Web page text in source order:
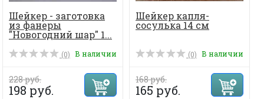
Шейкер - заготовка
из фанеры
"Новогодний шар" 1...
(0) В наличии
228 руб.
198 руб.
Шейкер капля-
сосулька 14 см
(0) В наличии
168 руб.
165 руб.